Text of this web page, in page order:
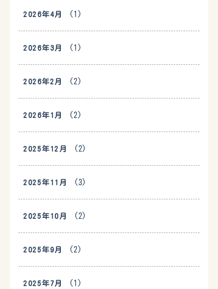
2026年4月 (1)
2026年3月 (1)
2026年2月 (2)
2026年1月 (2)
2025年12月 (2)
2025年11月 (3)
2025年10月 (2)
2025年9月 (2)
2025年7月 (1)